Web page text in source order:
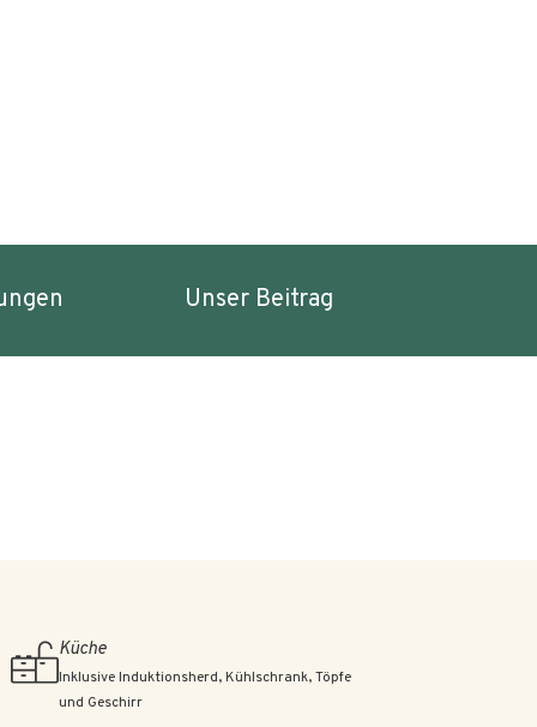
Unser Beitrag
Küche
Inklusive Induktionsherd, Kühlschrank, Töpfe
und Geschirr